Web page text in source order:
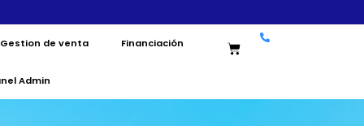
Gestion de venta Financiación
Admin